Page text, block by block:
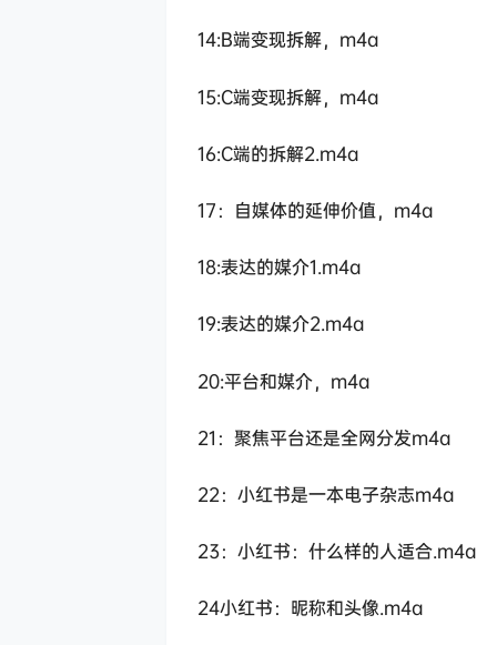
14:B端变现拆解，m4a
15:C端变现拆解，m4a
16:C端的拆解2.m4a
17：自媒体的延伸价值，m4a
18:表达的媒介1.m4a
19:表达的媒介2.m4a
20:平台和媒介，m4a
21：聚焦平台还是全网分发m4a
22：小红书是一本电子杂志m4a
23：小红书：什么样的人适合.m4a
24小红书：昵称和头像.m4a